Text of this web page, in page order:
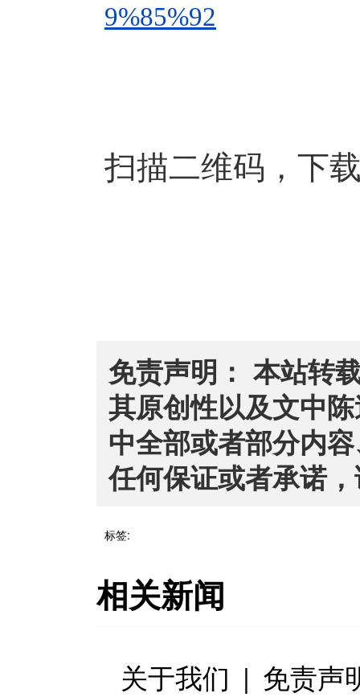
9%85%92
扫描二维码，下
免责声明： 本站转
其原创性以及文中
中全部或者部分内
任何保证或者承诺
标签:
相关新闻
关于我们 | 免责声